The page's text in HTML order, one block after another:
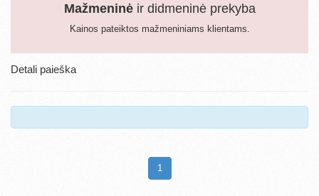
Mažmeninėir didmeninė prekyba
Kainos pateiktos mažmeniniams klientams.
Detali paieška
1